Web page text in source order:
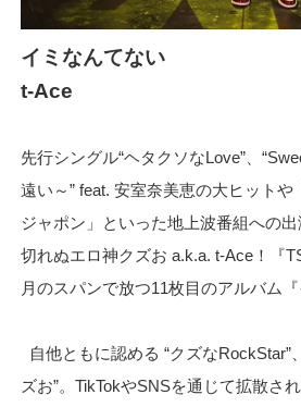
イミなんてない
t-Ace
先行シングル“ヘタクソなLove”、
遠い～” feat. 安室奈美恵の大ヒット
ジャポン」といった地上波番組への
切れぬエロ神クズお a.k.a. t-Ace！『
月のスパンで放つ11枚目のアルバム
自他ともに認める “クズなRockStar”
ズお”。TikTokやSNSを通じて拡散さ